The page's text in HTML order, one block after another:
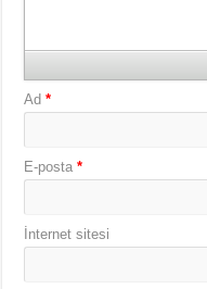
Ad*
E-posta*
İnternet sitesi